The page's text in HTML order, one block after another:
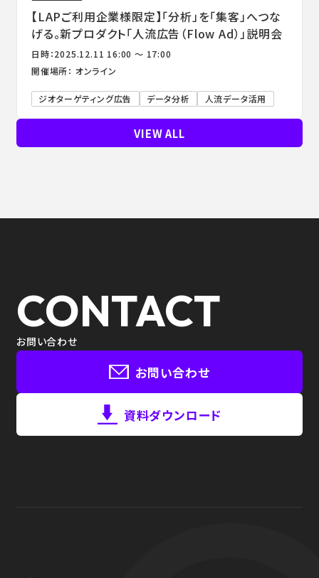
【LAPご利用企業様限定】「分析」を「集客」へつな
げる。新プロダクト「人流広告（Flow Ad）」説明会
日時：2025.12.11 16:00 ～ 17:00
開催場所： オンライン
ジオターゲティング広告 データ分析 人流データ活用
VIEW ALL
CONTACT
お問い合わせ
お問い合わせ
資料ダウンロード